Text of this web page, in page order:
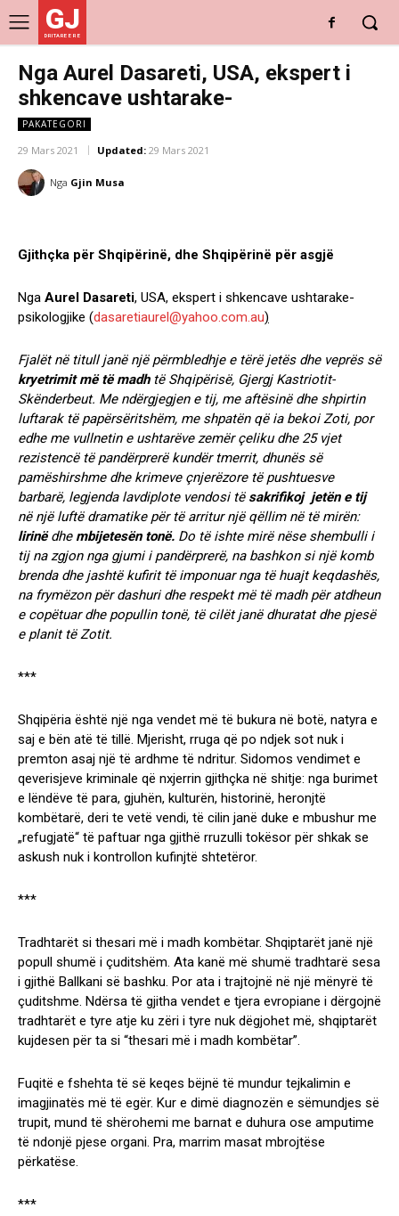
GJ
DRITARE E RE
Nga Aurel Dasareti, USA, ekspert i
shkencave ushtarake-
PAKATEGORI
29 Mars 2021 Updated: 29 Mars 2021
Nga Gjin Musa
Gjithçka për Shqipërinë, dhe Shqipërinë për asgjë
Nga Aurel Dasareti, USA, ekspert i shkencave ushtarake-
psikologjike (dasaretiaurel@yahoo.com.au)
Fjalët në titull janë një përmbledhje e tërë jetës dhe veprës së
kryetrimit më të madhtë Shqipërisë, Gjergj Kastriotit-
Skënderbeut. Me ndërgjegjen e tij, me aftësinë dhe shpirtin
luftarak të papërsëritshëm, me shpatën që ia bekoi Zoti, por
edhe me vullnetin e ushtarëve zemër çeliku dhe 25 vjet
rezistencë të pandërprerë kundër tmerrit, dhunës së
pamëshirshme dhe krimeve çnjerëzore të pushtuesve
barbarë, legjenda lavdiplote vendosi të sakrifikoj jetën e tij
në një luftë dramatike për të arritur një qëllim në të mirën:
lirinëdhe mbijetesën tonë. Do të ishte mirë nëse shembulli i
tij na zgjon nga gjumi i pandërprerë, na bashkon si një komb
brenda dhe jashtë kufirit të imponuar nga të huajt keqdashës,
na frymëzon për dashuri dhe respekt më të madh për atdheun
e copëtuar dhe popullin tonë, të cilët janë dhuratat dhe pjesë
e planit të Zotit.
***
Shqipëria është një nga vendet më të bukura në botë, natyra e
saj e bën atë të tillë. Mjerisht, rruga që po ndjek sot nuk i
premton asaj një të ardhme të ndritur. Sidomos vendimet e
qeverisjeve kriminale që nxjerrin gjithçka në shitje: nga burimet
e lëndëve të para, gjuhën, kulturën, historinë, heronjtë
kombëtarë, deri te vetë vendi, të cilin janë duke e mbushur me
„refugjatë“ të paftuar nga gjithë rruzulli tokësor për shkak se
askush nuk i kontrollon kufinjtë shtetëror.
***
Tradhtarët si thesari më i madh kombëtar. Shqiptarët janë një
popull shumë i çuditshëm. Ata kanë më shumë tradhtarë sesa
i gjithë Ballkani së bashku. Por ata i trajtojnë në një mënyrë të
çuditshme. Ndërsa të gjitha vendet e tjera evropiane i dërgojnë
tradhtarët e tyre atje ku zëri i tyre nuk dëgjohet më, shqiptarët
kujdesen për ta si “thesari më i madh kombëtar”.
Fuqitë e fshehta të së keqes bëjnë të mundur tejkalimin e
imagjinatës më të egër. Kur e dimë diagnozën e sëmundjes së
trupit, mund të shërohemi me barnat e duhura ose amputime
të ndonjë pjese organi. Pra, marrim masat mbrojtëse
përkatëse.
***